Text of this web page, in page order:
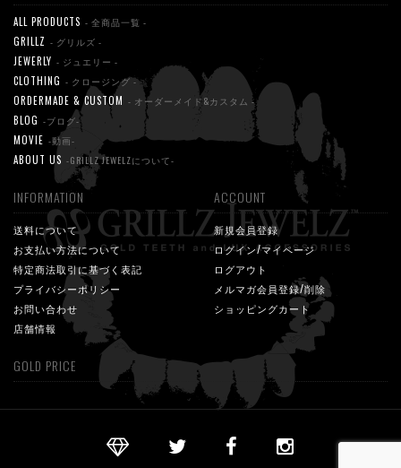
ALL PRODUCTS - 全商品一覧 -
GRILLZ - グリルズ -
JEWERLY - ジュエリー -
CLOTHING - クロージング -
ORDERMADE & CUSTOM - オーダーメイド&カスタム -
BLOG -ブログ-
MOVIE -動画-
ABOUT US -GRILLZ JEWELZについて-
INFORMATION
送料について
お支払い方法について
特定商法取引に基づく表記
プライバシーポリシー
お問い合わせ
店舗情報
ACCOUNT
新規会員登録
ログイン/マイページ
ログアウト
メルマガ会員登録/削除
ショッピングカート
GOLD PRICE